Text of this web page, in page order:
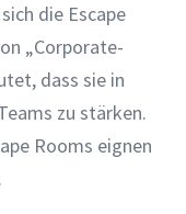
die Escape
„Corporate-
dass sie in
zu stärken.
Rooms eignen